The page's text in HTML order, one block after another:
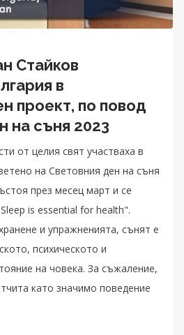
Стайков
в
проект, по повод
на съня 2023
от целия свят участваха в
на Световния ден на съня
през месец март и се
is essential for health".
и упражненията, сънят е
психическото и
на човека. За съжаление,
като значимо поведение